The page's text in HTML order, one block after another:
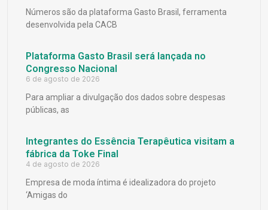
Números são da plataforma Gasto Brasil, ferramenta
desenvolvida pela CACB
Plataforma Gasto Brasil será lançada no
Congresso Nacional
6 de agosto de 2026
Para ampliar a divulgação dos dados sobre despesas
públicas, as
Integrantes do Essência Terapêutica visitam a
fábrica da Toke Final
4 de agosto de 2026
Empresa de moda íntima é idealizadora do projeto
‘Amigas do